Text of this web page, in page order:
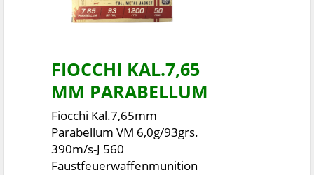
FIOCCHI KAL.7,65
MM PARABELLUM
Fiocchi Kal.7,65mm
Parabellum VM 6,0g/93grs.
390m/s-J 560
Faustfeuerwaffenmunition